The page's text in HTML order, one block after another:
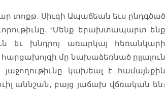
տոքթ. Սիւզի Ապաճեան եւս ընդգծած
“Մենք երախտապարտ ենք
եւ խնդրոյ առարկայ հեռանկարի
հարցախոյզի մը նախաձեռնած ըլլալուն
կախեալ է համայնքին
աննշան, բայց յաճախ վճռական են։